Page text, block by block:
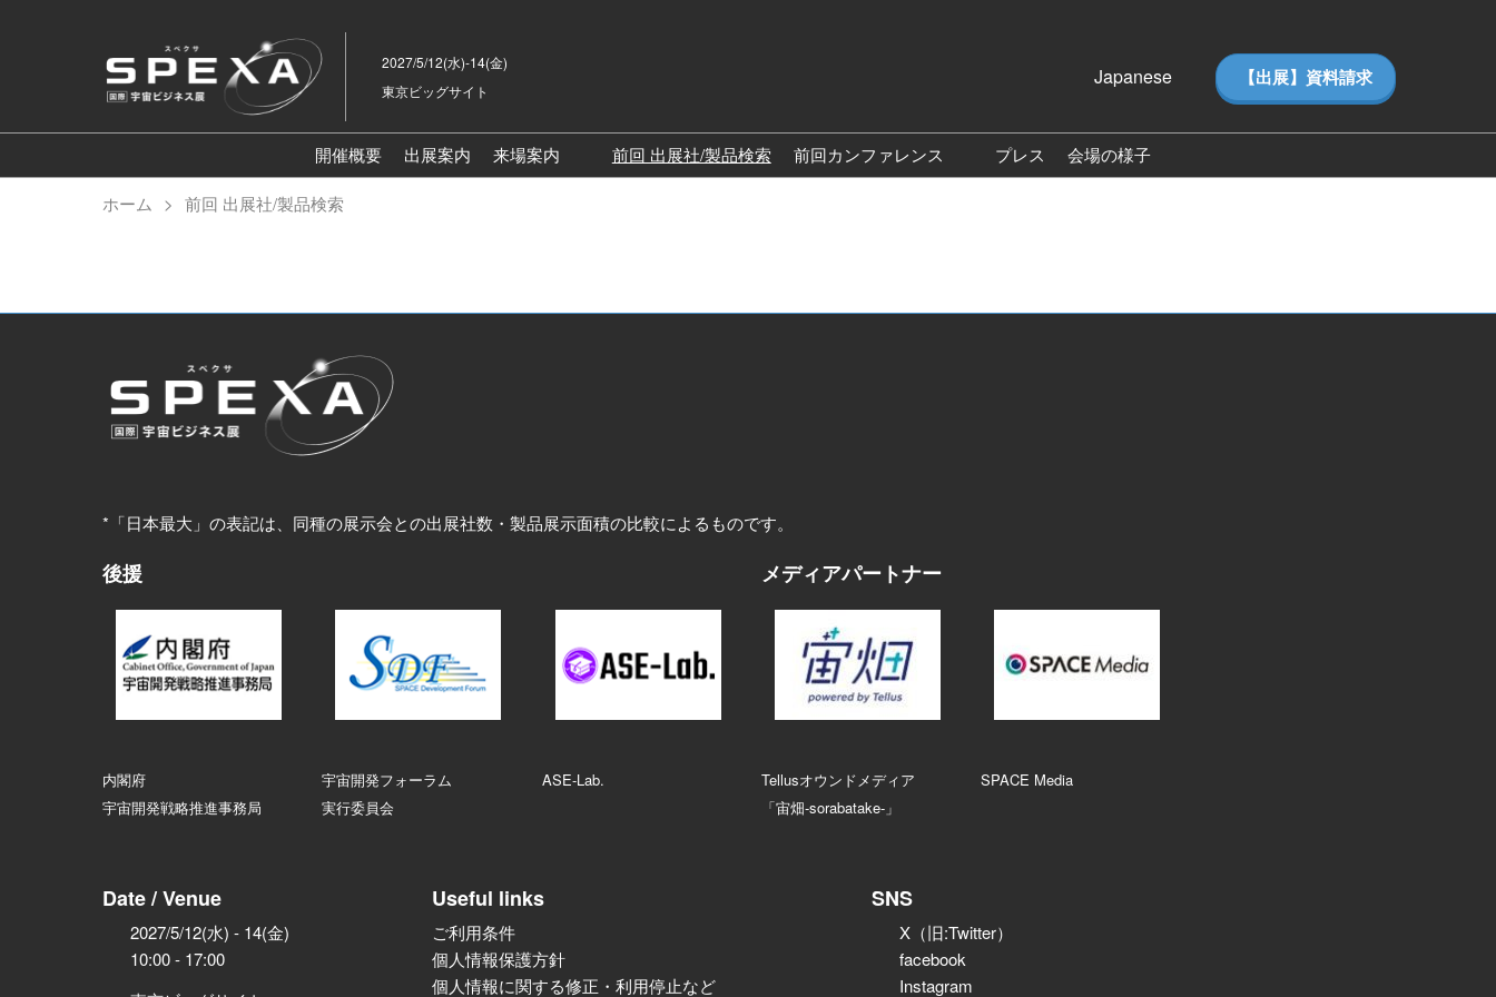
ッ
プ
進
む
2027/5/12(水)-14(金)
東京ビッグサイト
Japanese
English
【出展】資料請求
開催概要 出展案内
来場案内
前回 出展社/製品検索
前回カンファレンス
プレス
会場の様子
ホーム 前回 出展社/製品検索
*「日本最大」の表記は、同種の展示会との出展社数・製品展示面積の比較によるものです。
後援
内閣府
宇宙開発戦略推進事務局
宇宙開発フォーラム
実行委員会
ASE‑Lab.
メディアパートナー
Tellusオウンドメディア
「宙畑-sorabatake-」
SPACE Media
Date / Venue
2027/5/12(水) - 14(金)
10:00 - 17:00
Useful links
ご利用条件
個人情報保護方針
個人情報に関する修正・利用停止など
SNS
X（旧:Twitter）
facebook
Instagram